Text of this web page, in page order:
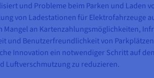
und Probleme beim Parken und Laden
von Ladestationen für Elektrofahrzeuge
an Kartenzahlungsmöglichkeiten,
und Benutzerfreundlichkeit von
Innovation ein notwendiger Schritt auf
Luftverschmutzung zu reduzieren.